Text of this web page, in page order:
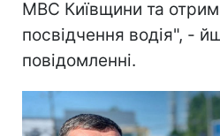
МВС Київщини та
посвідчення водія", -
повідомленні.